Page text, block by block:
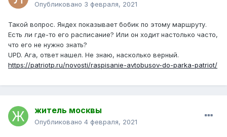
Опубликовано 3 февраля, 2021
Такой вопрос. Яндех показывает бобик по этому маршруту.
Есть ли где-то его расписание? Или он ходит настолько часто,
что его не нужно знать?
UPD. Ага, ответ нашел. Не знаю, насколько верный.
https://patriotp.ru/novosti/raspisanie-avtobusov-do-parka-patriot/
житель москвы
Опубликовано 4 февраля, 2021